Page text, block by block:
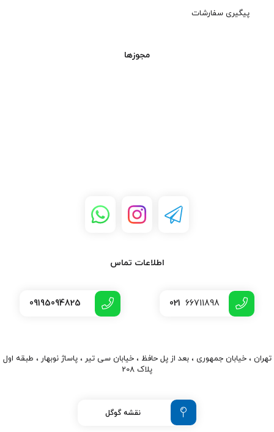
پیگیری سفارشات
مجوزها
اطلاعات تماس
021 66711898
09195094825
تهران ، خیابان جمهوری ، بعد از پل حافظ ، خیابان سی تیر ، پاساژ نوبهار ، طبقه اول
پلاک 208
نقشه گوگل